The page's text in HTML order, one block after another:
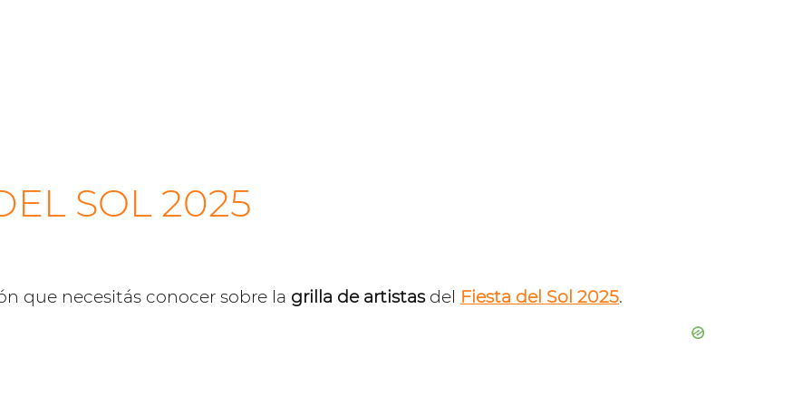
SOL 2025
que necesitás conocer sobre la grilla de artistas del Fiesta del Sol 2025.